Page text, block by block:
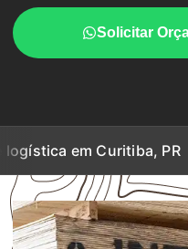
Solicitar
Curitiba, PR Base